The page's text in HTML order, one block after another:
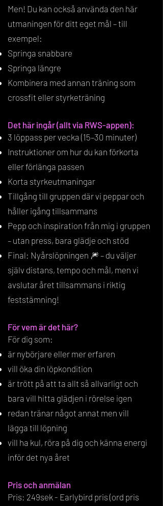
Men! Du kan också använda den här
utmaningen för ditt eget mål – till
exempel:
Springa snabbare
Springa längre
Kombinera med annan träning som
crossfit eller styrketräning
Det här ingår (allt via RWS-appen):
3 löppass per vecka (15–30 minuter)
Instruktioner om hur du kan förkorta
eller förlänga passen
Korta styrkeutmaningar
Tillgång till gruppen där vi peppar och
håller igång tillsammans
Pepp och inspiration från mig i gruppen
– utan press, bara glädje och stöd
Final: Nyårslöpningen 🎆 – du väljer
själv distans, tempo och mål, men vi
avslutar året tillsammans i riktig
feststämning!
För vem är det här?
För dig som:
är nybörjare eller mer erfaren
vill öka din löpkondition
är trött på att ta allt så allvarligt och
bara vill hitta glädjen i rörelse igen
redan tränar något annat men vill
lägga till löpning
vill ha kul, röra på dig och känna energi
inför det nya året
Pris och anmälan
Pris: 249sek - Earlybird pris (ord pris